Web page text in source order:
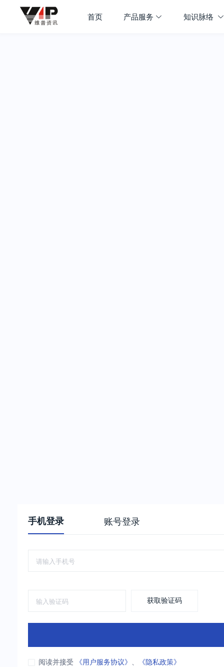
首页 产品服务 知识脉络
手机登录 账号登录
获取验证码
阅读并接受 《用户服务协议》 、 《隐私政策》